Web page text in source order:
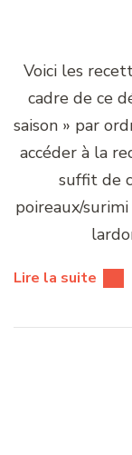
Voici les
cadre de ce
saison » par
accéder à la
suffit de
poireaux/
Lire la suite